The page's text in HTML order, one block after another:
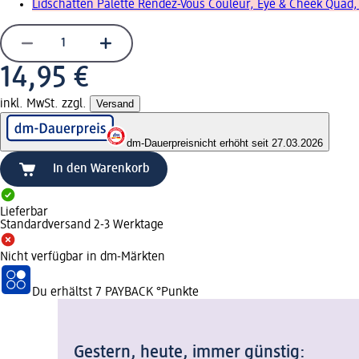
Lidschatten Palette Rendez-Vous Couleur, Eye & Cheek
14,95 €
inkl. MwSt. zzgl. Versand
dm-Dauerpreisnicht erhöht seit 27.03.2026
In den Warenkorb
Lieferbar
Standardversand 2-3 Werktage
Nicht verfügbar in dm-Märkten
Du erhältst 7 PAYBACK °Punkte
Gestern, heute, immer günstig: